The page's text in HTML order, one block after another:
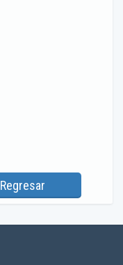
Regresar